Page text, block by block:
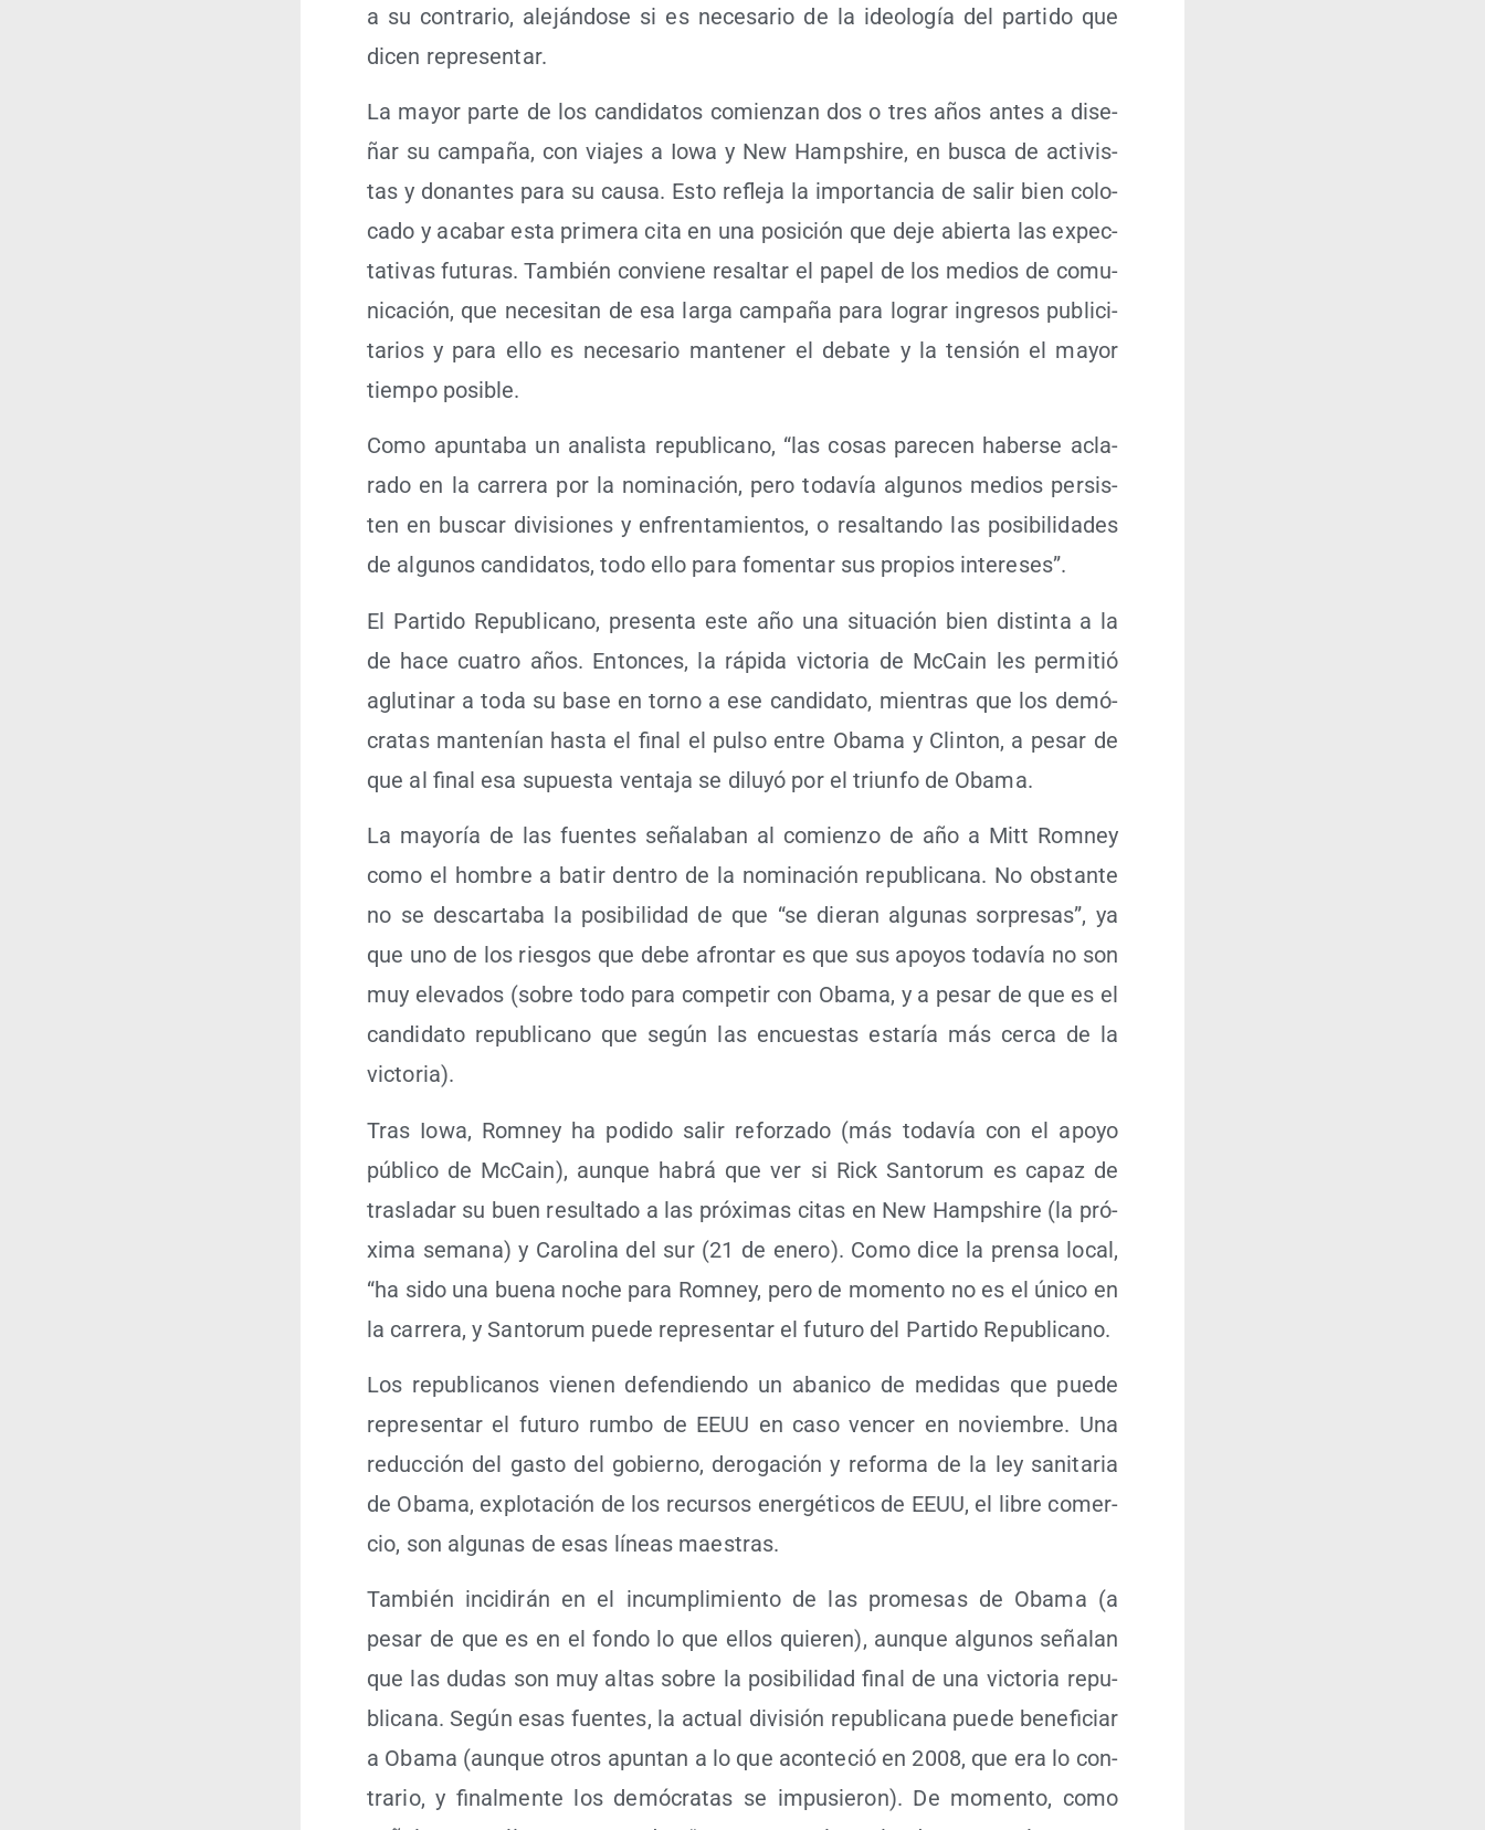
a su con­tra­rio, ale­ján­do­se si es nece­sa­rio de la ideo­lo­gía del par­ti­do que
dicen representar.
La mayor par­te de los can­di­da­tos comien­zan dos o tres años antes a dise­
ñar su cam­pa­ña, con via­jes a Iowa y New Ham­pshi­re, en bus­ca de acti­vis­
tas y donan­tes para su cau­sa. Esto refle­ja la impor­tan­cia de salir bien colo­
ca­do y aca­bar esta pri­me­ra cita en una posi­ción que deje abier­ta las expec­
ta­ti­vas futu­ras. Tam­bién con­vie­ne resal­tar el papel de los medios de comu­
ni­ca­ción, que nece­si­tan de esa lar­ga cam­pa­ña para lograr ingre­sos publi­ci­
ta­rios y para ello es nece­sa­rio man­te­ner el deba­te y la ten­sión el mayor
tiem­po posible.
Como apun­ta­ba un ana­lis­ta repu­bli­cano, “las cosas pare­cen haber­se acla­
ra­do en la carre­ra por la nomi­na­ción, pero toda­vía algu­nos medios per­sis­
ten en bus­car divi­sio­nes y enfren­ta­mien­tos, o resal­tan­do las posi­bi­li­da­des
de algu­nos can­di­da­tos, todo ello para fomen­tar sus pro­pios intereses”.
El Par­ti­do Repu­bli­cano, pre­sen­ta este año una situa­ción bien dis­tin­ta a la
de hace cua­tro años. Enton­ces, la rápi­da vic­to­ria de McCain les per­mi­tió
aglu­ti­nar a toda su base en torno a ese can­di­da­to, mien­tras que los demó­
cra­tas man­te­nían has­ta el final el pul­so entre Oba­ma y Clin­ton, a pesar de
que al final esa supues­ta ven­ta­ja se dilu­yó por el triun­fo de Obama.
La mayo­ría de las fuen­tes seña­la­ban al comien­zo de año a Mitt Rom­ney
como el hom­bre a batir den­tro de la nomi­na­ción repu­bli­ca­na. No obs­tan­te
no se des­car­ta­ba la posi­bi­li­dad de que “se die­ran algu­nas sor­pre­sas”, ya
que uno de los ries­gos que debe afron­tar es que sus apo­yos toda­vía no son
muy ele­va­dos (sobre todo para com­pe­tir con Oba­ma, y a pesar de que es el
can­di­da­to repu­bli­cano que según las encues­tas esta­ría más cer­ca de la
victoria).
Tras Iowa, Rom­ney ha podi­do salir refor­za­do (más toda­vía con el apo­yo
públi­co de McCain), aun­que habrá que ver si Rick San­to­rum es capaz de
tras­la­dar su buen resul­ta­do a las pró­xi­mas citas en New Ham­pshi­re (la pró­
xi­ma sema­na) y Caro­li­na del sur (21 de enero). Como dice la pren­sa local,
“ha sido una bue­na noche para Rom­ney, pero de momen­to no es el úni­co en
la carre­ra, y San­to­rum pue­de repre­sen­tar el futu­ro del Par­ti­do Republicano.
Los repu­bli­ca­nos vie­nen defen­dien­do un aba­ni­co de medi­das que pue­de
repre­sen­tar el futu­ro rum­bo de EEUU en caso ven­cer en noviem­bre. Una
reduc­ción del gas­to del gobierno, dero­ga­ción y refor­ma de la ley sani­ta­ria
de Oba­ma, explo­ta­ción de los recur­sos ener­gé­ti­cos de EEUU, el libre comer­
cio, son algu­nas de esas líneas maestras.
Tam­bién inci­di­rán en el incum­pli­mien­to de las pro­me­sas de Oba­ma (a
pesar de que es en el fon­do lo que ellos quie­ren), aun­que algu­nos seña­lan
que las dudas son muy altas sobre la posi­bi­li­dad final de una vic­to­ria repu­
bli­ca­na. Según esas fuen­tes, la actual divi­sión repu­bli­ca­na pue­de bene­fi­ciar
a Oba­ma (aun­que otros apun­tan a lo que acon­te­ció en 2008, que era lo con­
tra­rio, y final­men­te los demó­cra­tas se impu­sie­ron). De momen­to, como